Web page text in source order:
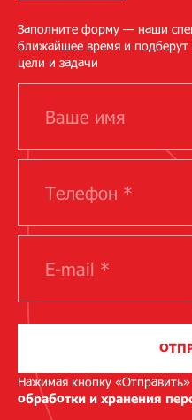
Заполните форму — наши
ближайшее время и
цели и задачи
Нажимая кнопку
обработки и хранения